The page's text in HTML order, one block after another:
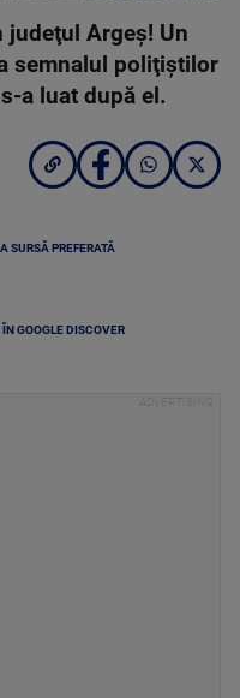
judeţul Argeş! Un
semnalul poliţiştilor
a luat după el.
SURSĂ PREFERATĂ
GOOGLE DISCOVER